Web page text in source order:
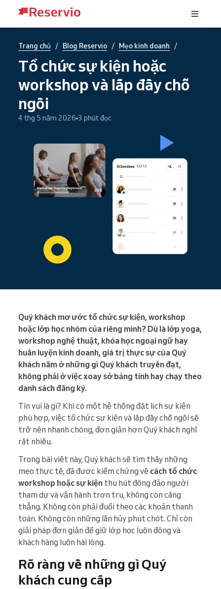
Trang chủ / Blog Reservio / Mẹo kinh doanh /
Tổ chức sự kiện hoặc
workshop và lấp đầy chỗ
ngồi
4 thg 5 năm 2026 3 phút đọc
Quý khách mơ ước tổ chức sự kiện, workshop
hoặc lớp học nhóm của riêng mình? Dù là lớp yoga,
workshop nghệ thuật, khóa học ngoại ngữ hay
huấn luyện kinh doanh, giá trị thực sự của Quý
khách nằm ở những gì Quý khách truyền đạt,
không phải ở việc xoay sở bảng tính hay chạy theo
danh sách đăng ký.
Tin vui là gì? Khi có một hệ thống đặt lịch sự kiện
phù hợp, việc tổ chức sự kiện và lấp đầy chỗ ngồi sẽ
trở nên nhanh chóng, đơn giản hơn Quý khách nghĩ
rất nhiều.
Trong bài viết này, Quý khách sẽ tìm thấy những
mẹo thực tế, đã được kiểm chứng về cách tổ chức
workshop hoặc sự kiện thu hút đông đảo người
tham dự và vận hành trơn tru, không còn căng
thẳng. Không còn phải đuổi theo các khoản thanh
toán. Không còn những lần hủy phút chót. Chỉ còn
giải pháp đơn giản để giữ lớp học luôn đông và
khách hàng luôn hài lòng.
Rõ ràng về những gì Quý
khách cung cấp